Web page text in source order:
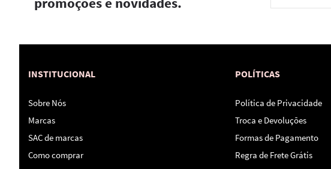
INSTITUCIONAL
Sobre Nós
Marcas
SAC de marcas
Como comprar
POLÍTICAS
Política de Privacidade
Troca e Devoluções
Formas de Pagamento
Regra de Frete Grátis